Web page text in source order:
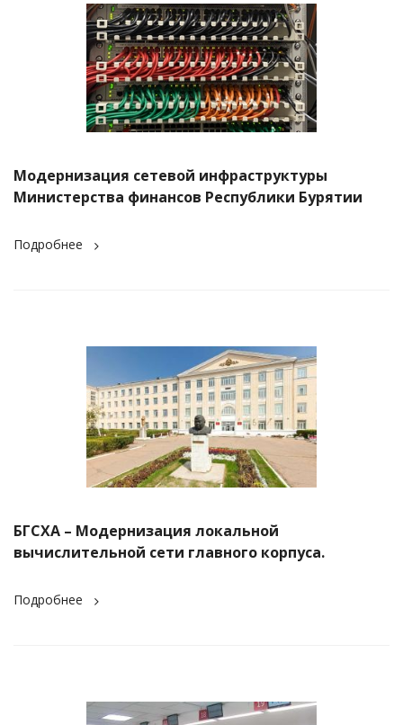
Модернизация сетевой инфраструктуры
Министерства финансов Республики Бурятии
Подробнее
БГСХА – Модернизация локальной
вычислительной сети главного корпуса.
Подробнее